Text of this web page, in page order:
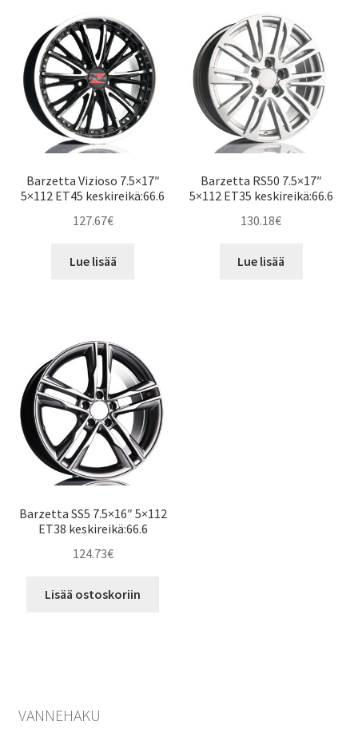
Barzetta Vizioso 7.5×17″
5×112 ET45 keskireikä:66.6
127.67€
Lue lisää
Barzetta RS50 7.5×17″
5×112 ET35 keskireikä:66.6
130.18€
Lue lisää
Barzetta SS5 7.5×16″ 5×112
ET38 keskireikä:66.6
124.73€
Lisää ostoskoriin
VANNEHAKU